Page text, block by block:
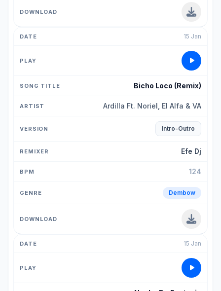
15 Jan
Bicho Loco (Remix)
Ardilla Ft. Noriel, El Alfa & VA
Intro-Outro
Efe Dj
124
Dembow
15 Jan